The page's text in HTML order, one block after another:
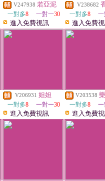
V247938 若亞泥
一對多8 一對一30
進入免費視訊
V238682
一對多8
進入免費
V206931 妲妲
一對多8 一對一30
進入免費視訊
V203538
一對多8
進入免費